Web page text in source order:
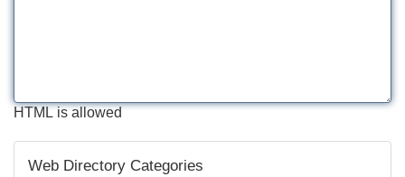
HTML is allowed
Web Directory Categories